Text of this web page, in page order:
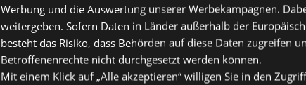
Werbung und die Auswertung unserer Werbekampagnen.
weitergeben. Sofern Daten in Länder außerhalb der
besteht das Risiko, dass Behörden auf diese Daten zugreifen
Betroffenenrechte nicht durchgesetzt werden können.
Mit einem Klick auf „Alle akzeptieren“ willigen Sie in den